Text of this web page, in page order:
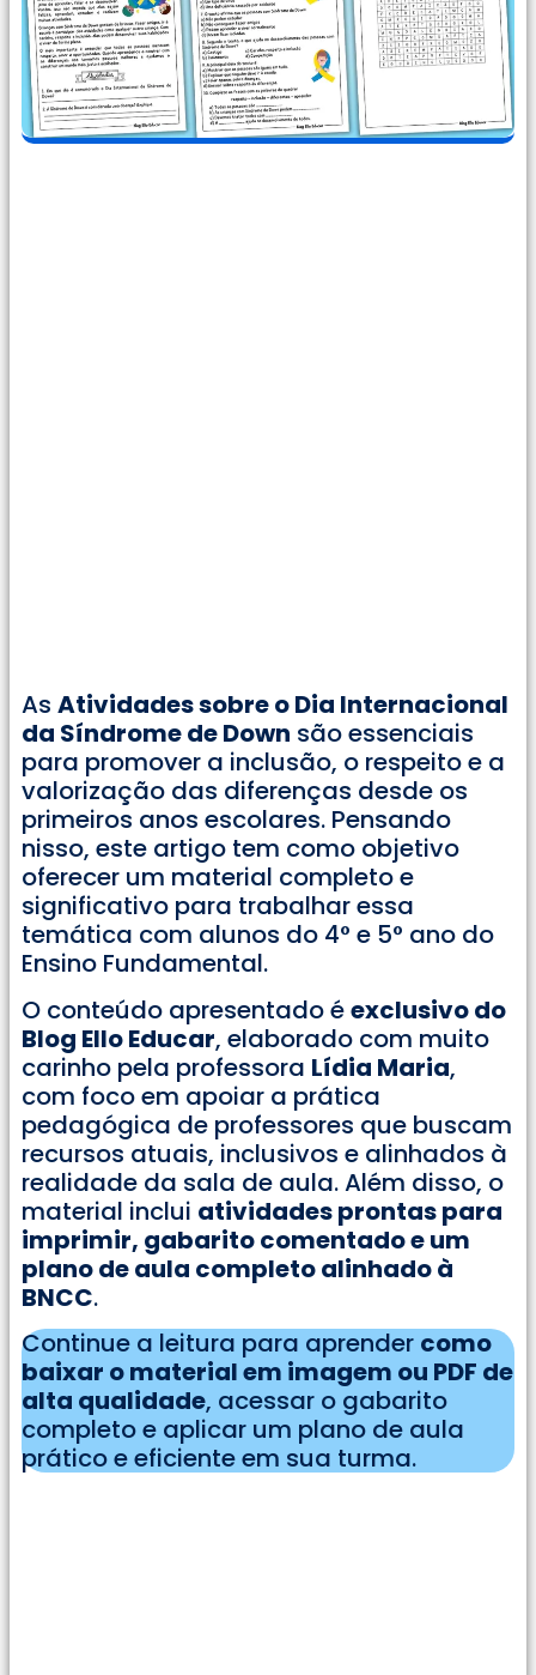
As Atividades sobre o Dia Internacional
da Síndrome de Down são essenciais
para promover a inclusão, o respeito e a
valorização das diferenças desde os
primeiros anos escolares. Pensando
nisso, este artigo tem como objetivo
oferecer um material completo e
significativo para trabalhar essa
temática com alunos do 4° e 5° ano do
Ensino Fundamental.
O conteúdo apresentado éexclusivo do
Blog Ello Educar, elaborado com muito
carinho pela professora Lídia Maria,
com foco em apoiar a prática
pedagógica de professores que buscam
recursos atuais, inclusivos e alinhados à
realidade da sala de aula. Além disso, o
material inclui atividades prontas para
imprimir, gabarito comentado e um
plano de aula completo alinhado à
BNCC.
Continue a leitura para aprender como
baixar o material em imagem ou PDF de
alta qualidade, acessar o gabarito
completo e aplicar um plano de aula
prático e eficiente em sua turma.